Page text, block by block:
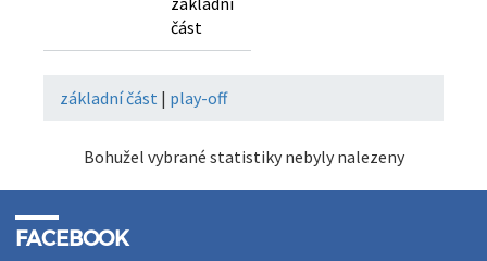
část
základní část | play-off
Bohužel vybrané statistiky nebyly nalezeny
FACEBOOK